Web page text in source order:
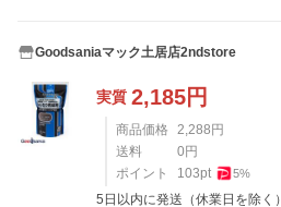
Goodsaniaマック土居店2ndstore
実質 2,185円
商品価格 2,288 円
送料
0 円
ポイント
103pt 5%
5日以内に発送（休業日を除く）